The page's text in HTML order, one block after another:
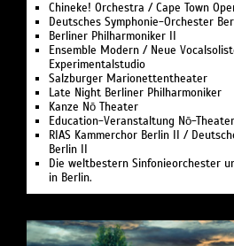
Chineke! Orchestra / Cape Town
Deutsches Symphonie-Orchester
Berliner Philharmoniker II
Ensemble Modern / Neue
Experimentalstudio
Salzburger Marionettentheater
Late Night Berliner Philharmoniker
Kanze Nō Theater
Education-Veranstaltung Nō-Theater
RIAS Kammerchor Berlin II /
Berlin II
Die weltbestern Sinfonieorchester
in Berlin.